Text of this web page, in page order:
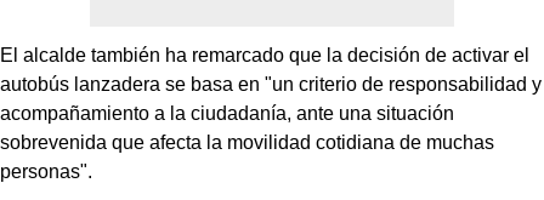
El alcalde también ha remarcado que la decisión de activar el
autobús lanzadera se basa en "un criterio de responsabilidad y
acompañamiento a la ciudadanía, ante una situación
sobrevenida que afecta la movilidad cotidiana de muchas
personas".